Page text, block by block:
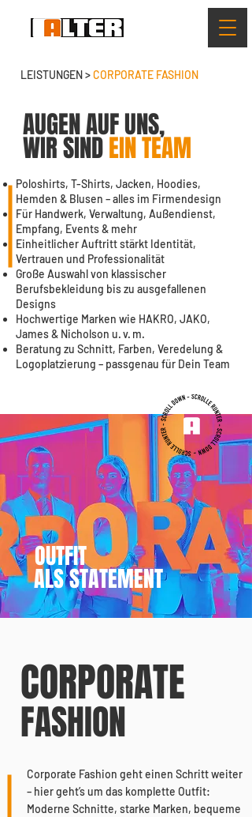
LEISTUNGEN >CORPORATE FASHION
AUGEN AUF UNS,
WIR SINDEIN TEAM
Poloshirts, T-Shirts, Jacken, Hoodies,
Hemden & Blusen – alles im Firmendesign
Für Handwerk, Verwaltung, Außendienst,
Empfang, Events & mehr
Einheitlicher Auftritt stärkt Identität,
Vertrauen und Professionalität
Große Auswahl von klassischer
Berufsbekleidung bis zu ausgefallenen
Designs
Hochwertige Marken wie HAKRO, JAKO,
James & Nicholson u. v. m.
Beratung zu Schnitt, Farben, Veredelung &
Logoplatzierung – passgenau für Dein Team
OUTFIT
ALS STATEMENT
CORPORATE
FASHION
Corporate Fashion geht einen Schritt weiter
– hier geht’s um das komplette Outfit:
Moderne Schnitte, starke Marken, bequeme